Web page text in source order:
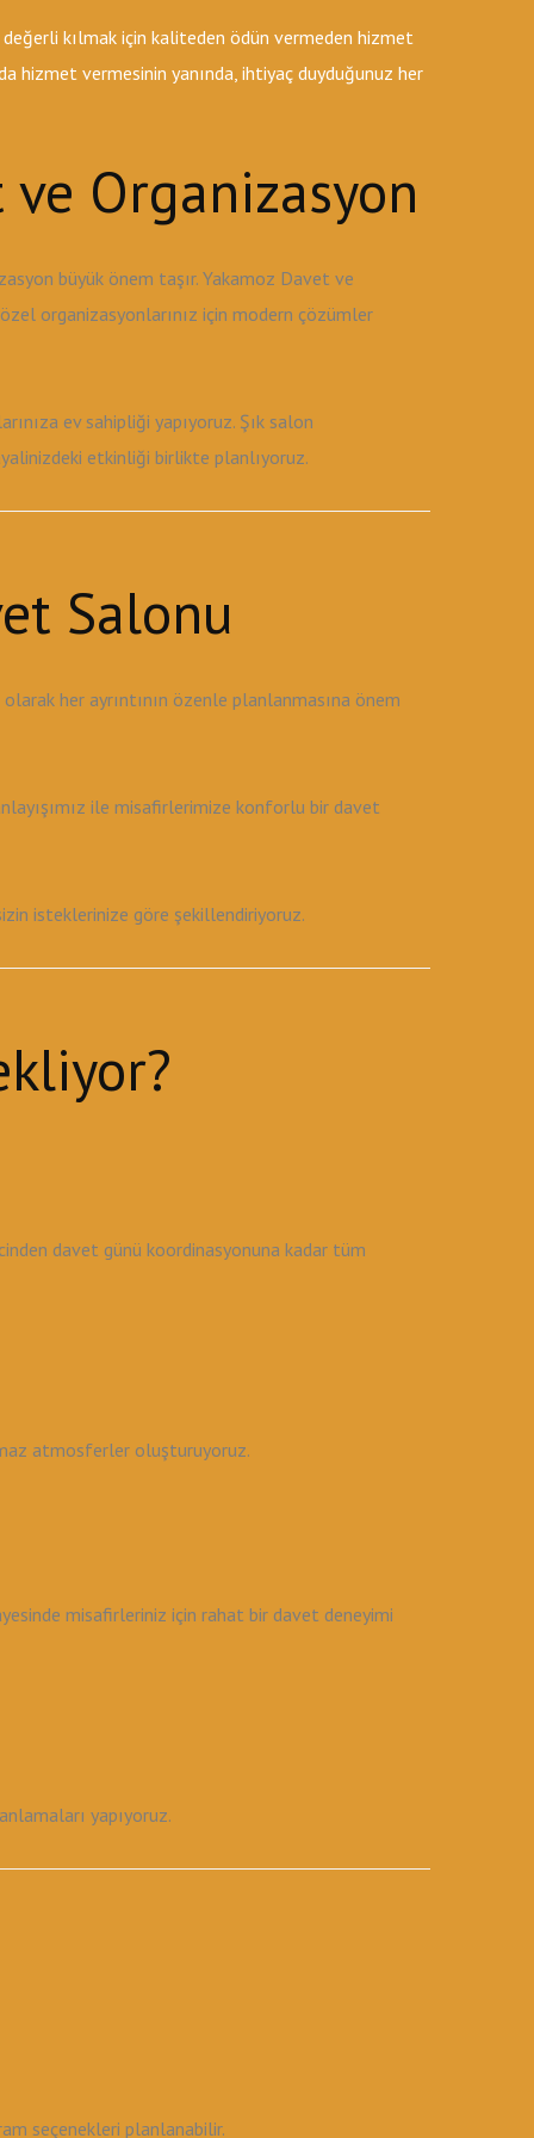
kılmak için kaliteden ödün vermeden hizmet
hizmet vermesinin yanında, ihtiyaç duyduğunuz her
Organizasyon
büyük önem taşır. Yakamoz Davet ve
organizasyonlarınız için modern çözümler
ev sahipliği yapıyoruz. Şık salon
etkinliği birlikte planlıyoruz.
Salonu
her ayrıntının özenle planlanmasına önem
ile misafirlerimize konforlu bir davet
isteklerinize göre şekillendiriyoruz.
davet günü koordinasyonuna kadar tüm
atmosferler oluşturuyoruz.
misafirleriniz için rahat bir davet deneyimi
yapıyoruz.
seçenekleri planlanabilir.